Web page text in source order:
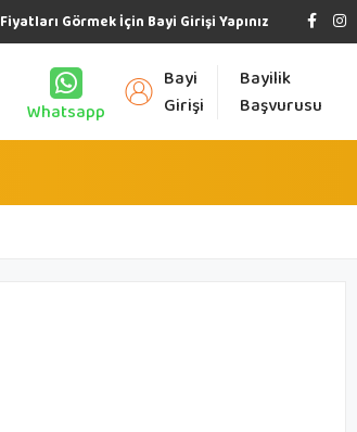
Fiyatları Görmek İçin Bayi Girişi Yapınız
Whatsapp
Bayi
Girişi
Bayilik
Başvurusu